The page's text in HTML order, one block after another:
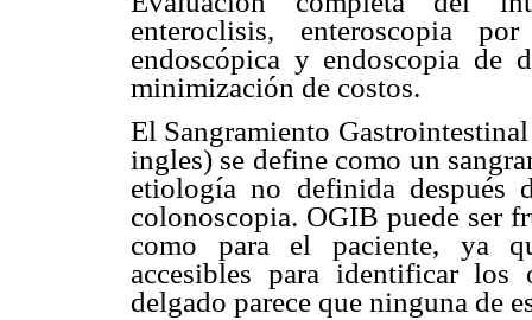
enteroclisis, enteroscopia
endoscópica y endoscopia de
minimización de costos.
El Sangramiento
ingles) se define como un
etiología no definida después
colonoscopia. OGIB puede ser
como para el paciente, ya
accesibles para identificar los
delgado parece que ninguna de